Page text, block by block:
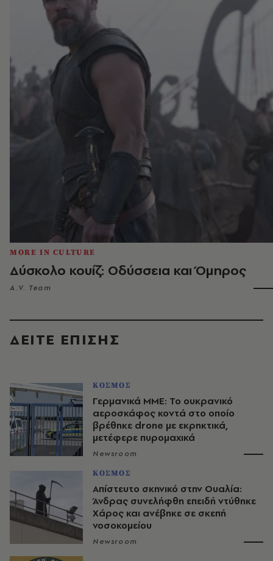
MORE IN CULTURE
Δύσκολο κουίζ: Οδύσσεια και Όμηρος
A.V. Team
ΔΕΙΤΕ ΕΠΙΣΗΣ
ΚΟΣΜΟΣ
Γερμανικά ΜΜΕ: Το ουκρανικό
αεροσκάφος κοντά στο οποίο
βρέθηκε drone με εκρηκτικά,
μετέφερε πυρομαχικά
Newsroom
ΚΟΣΜΟΣ
Απίστευτο σκηνικό στην Ουαλία:
Άνδρας συνελήφθη επειδή ντύθηκε
Χάρος και ανέβηκε σε σκεπή
νοσοκομείου
Newsroom